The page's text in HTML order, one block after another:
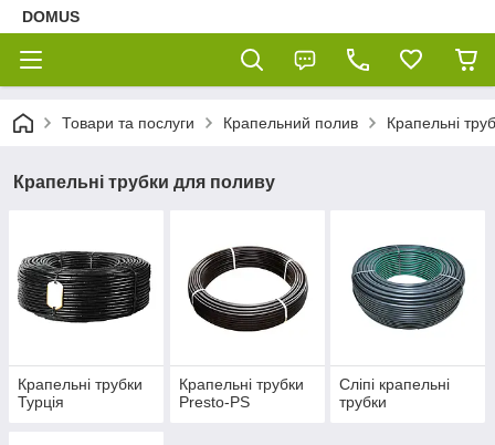
DOMUS
Товари та послуги Крапельний полив Крапельні
Крапельні трубки для поливу
Крапельні трубки
Турція
Крапельні трубки
Presto-PS
Сліпі крапельні
трубки